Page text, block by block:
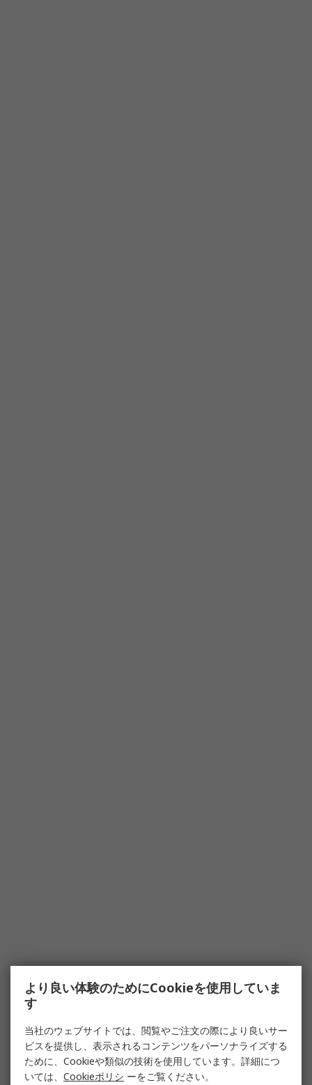
より良い体験のためにCookieを使用していま
す
当社のウェブサイトでは、閲覧やご注文の際により良いサー
ビスを提供し、表示されるコンテンツをパーソナライズする
ために、Cookieや類似の技術を使用しています。詳細につ
いては、 Cookieポリシ ーをご覧ください。